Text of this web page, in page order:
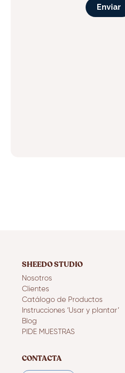
SHEEDO STUDIO
Nosotros
Clientes
Catálogo de Productos
Instrucciones ‘Usar y plantar’
Blog
PIDE MUESTRAS
CONTACTA